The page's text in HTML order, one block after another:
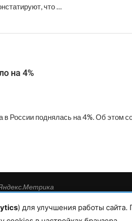
что …
на 4%
в России поднялась на 4%. Об этом
и использование полных
на сайт mirmol.ru. 16+
) для улучшения работы